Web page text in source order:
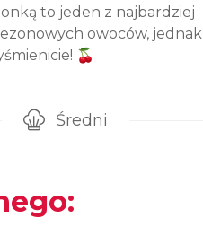
to jeden z najbardziej
owoców, jednak
🍒
Średni